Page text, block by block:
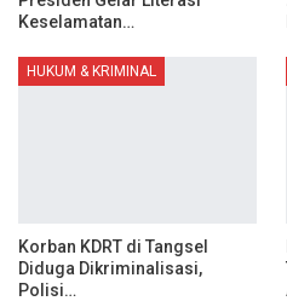
Keselamatan…
HUKUM & KRIMINAL
Korban KDRT di Tangsel
Diduga Dikriminalisasi,
Polisi…